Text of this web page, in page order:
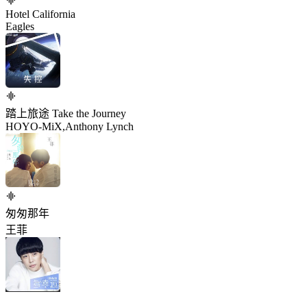
Hotel California
Eagles
踏上旅途 Take the Journey
HOYO-MiX,Anthony Lynch
匆匆那年
王菲